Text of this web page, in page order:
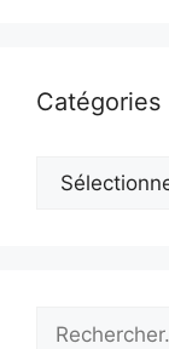
Catégories
Catégories